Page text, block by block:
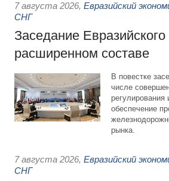
7 августа 2026, Евразийский
СНГ
Заседание
расширенном составе
В повестке
числе
регулирования
обеспечение
рынка.
7 августа 2026, Евразийский
СНГ